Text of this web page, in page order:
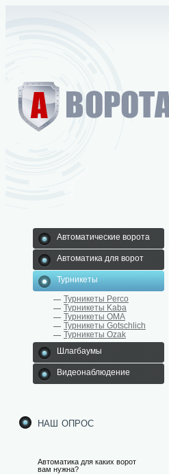
Автоматические ворота
Автоматика для ворот
Турникеты
Турникеты Perco
Турникеты Kaba
Турникеты ОМА
Турникеты Gotschlich
Турникеты Ozak
Шлагбаумы
Видеонаблюдение
наш опрос
Автоматика для каких ворот
вам нужна?